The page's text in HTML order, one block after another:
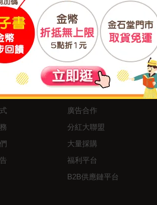
心 合作與服務
異業合作
我要成為供應商
廣告合作
分紅大聯盟
大量採購
福利平台
B2B供應鏈平台